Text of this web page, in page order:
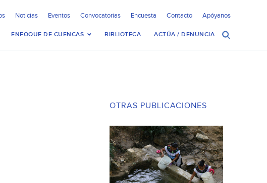
Noticias Eventos Convocatorias Encuesta Contacto Apóyanos
ENFOQUE DE CUENCAS BIBLIOTECA ACTÚA / DENUNCIA
OTRAS PUBLICACIONES